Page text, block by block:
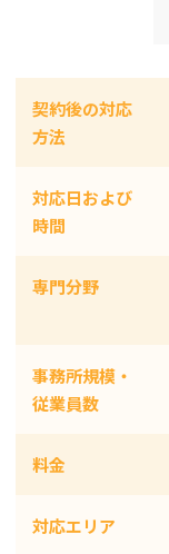
契約後の対応
方法
対応日および
時間
専門分野
事務所規模・
従業員数
料金
対応エリア